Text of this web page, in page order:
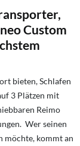
Custom
bieten, Schlafen
3 Plätzen mit
Reimo
Wer seinen
möchte, kommt an